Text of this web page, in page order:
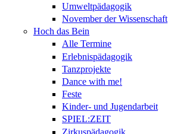
Umweltpädagogik
November der Wissenschaft
Hoch das Bein
Alle Termine
Erlebnispädagogik
Tanzprojekte
Dance with me!
Feste
Kinder- und Jugendarbeit
SPIEL:ZEIT
Zirkuspädagogik